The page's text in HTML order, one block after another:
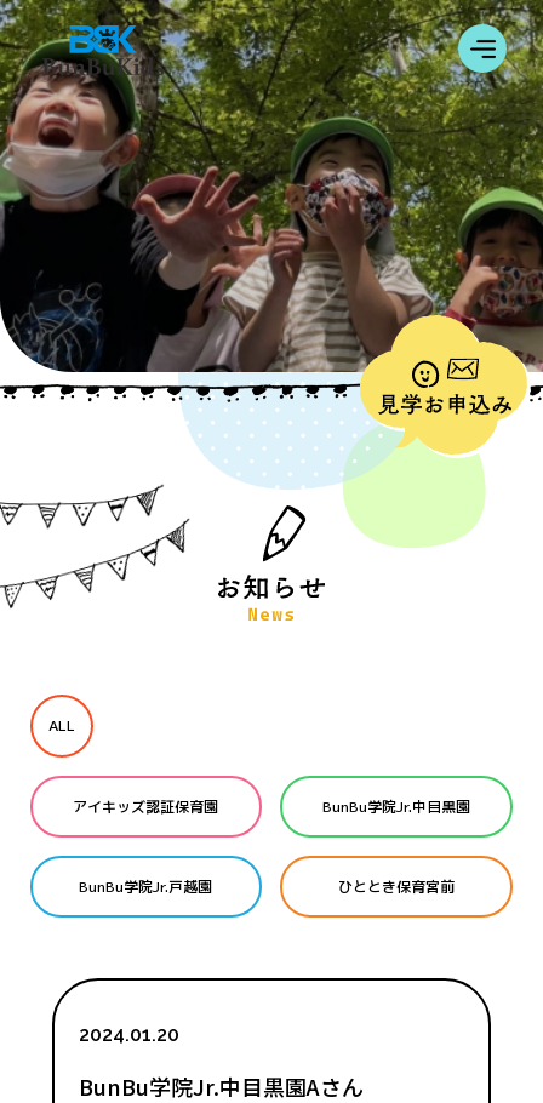
ALL
アイキッズ認証保育園 BunBu学院Jr.中目黒園
BunBu学院Jr.戸越園 ひととき保育宮前
2024.01.20
BunBu学院Jr.中目黒園Aさん